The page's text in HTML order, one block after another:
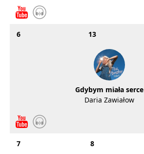
6 13
Gdybym miała serce
Daria Zawiałow
7 8